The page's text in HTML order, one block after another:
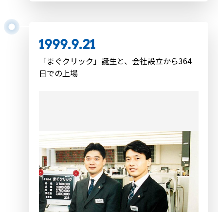
1999.9.21
「まぐクリック」誕生と、会社設立から364
日での上場